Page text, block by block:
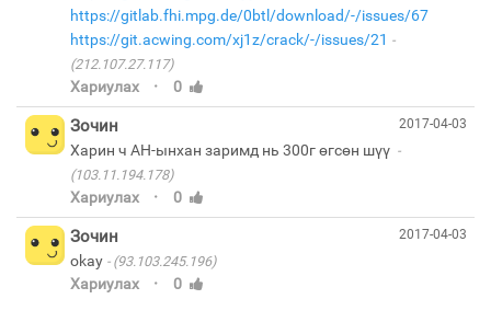
https://gitlab.fhi.mpg.de/0btl/download/-/issues/67
https://git.acwing.com/xj1z/crack/-/issues/21
(212.107.27.117)
Хариулах · 0
2017-04-03
Зочин
Харин ч АН-ынхан заримд нь 300г өгсөн шүү
(103.11.194.178)
Хариулах · 0
2017-04-03
Зочин
okay (93.103.245.196)
Хариулах · 0